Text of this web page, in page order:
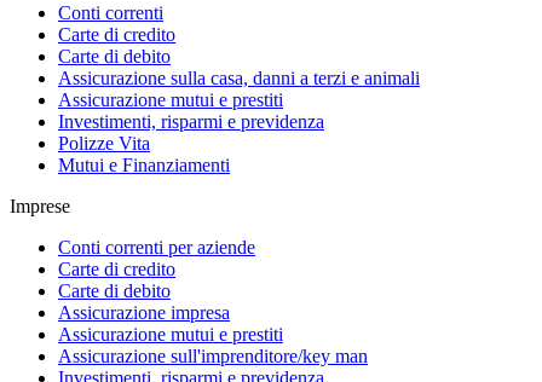
Conti correnti
Carte di credito
Carte di debito
Assicurazione sulla casa, danni a terzi e animali
Assicurazione mutui e prestiti
Investimenti, risparmi e previdenza
Polizze Vita
Mutui e Finanziamenti
Imprese
Conti correnti per aziende
Carte di credito
Carte di debito
Assicurazione impresa
Assicurazione mutui e prestiti
Assicurazione sull'imprenditore/key man
Investimenti, risparmi e previdenza